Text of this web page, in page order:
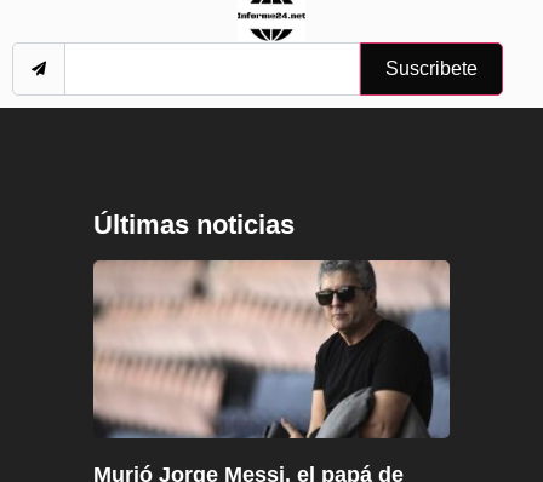
Suscribete
Últimas noticias
Murió Jorge Messi, el papá de